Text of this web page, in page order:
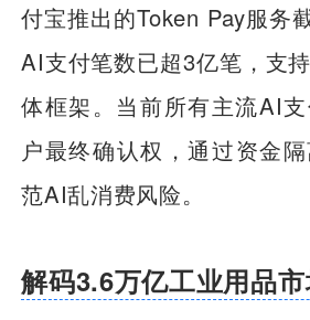
付宝推出的Token Pay服务
AI支付笔数已超3亿笔，支
体框架。当前所有主流AI
户最终确认权，通过资金
范AI乱消费风险。
解码3.6万亿工业用品